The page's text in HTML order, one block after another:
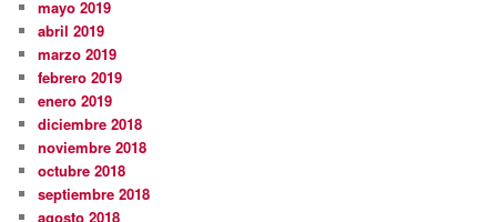
mayo 2019
abril 2019
marzo 2019
febrero 2019
enero 2019
diciembre 2018
noviembre 2018
octubre 2018
septiembre 2018
agosto 2018